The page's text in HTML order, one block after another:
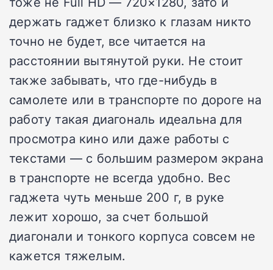
держать гаджет близко к глазам никто
точно не будет, все читается на
расстоянии вытянутой руки. Не стоит
также забывать, что где-нибудь в
самолете или в транспорте по дороге на
работу такая диагональ идеальна для
просмотра кино или даже работы с
текстами — с большим размером экрана
в транспорте не всегда удобно. Вес
гаджета чуть меньше 200 г, в руке
лежит хорошо, за счет большой
диагонали и тонкого корпуса совсем не
кажется тяжелым.